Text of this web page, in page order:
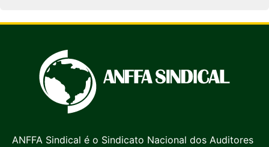
ANFFA Sindical é o Sindicato Nacional dos Auditores